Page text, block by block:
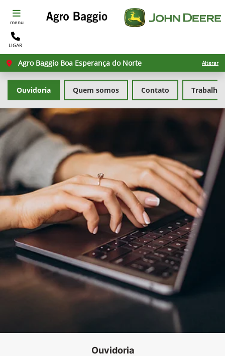
menu
LIGAR
Agro Baggio Boa Esperança do Norte Alterar
Quem somos Contato Trabalhe
Ouvidoria
Ouvidoria